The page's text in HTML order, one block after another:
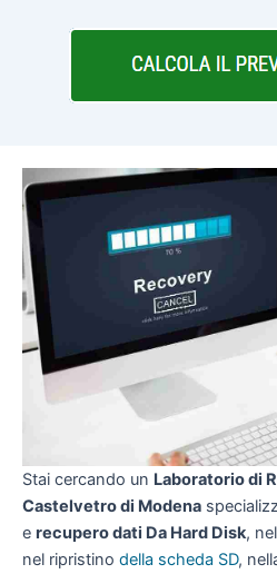
Stai cercando un Laboratorio di
Castelvetro di Modena
e recupero dati Da Hard Disk,
nel ripristino della scheda SD,